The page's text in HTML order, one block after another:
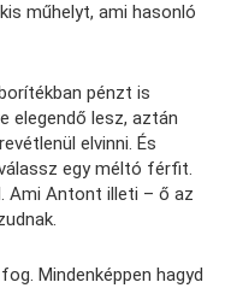
műhelyt, ami hasonló
pénzt is
elegendő lesz, aztán
elvinni. És
egy méltó férfit.
Ami Antont illeti – ő az
Mindenképpen hagyd